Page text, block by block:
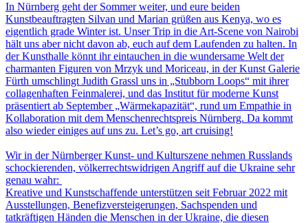
In Nürnberg geht der Sommer weiter, und eure beiden
Kunstbeauftragten Silvan und Marian grüßen aus Kenya, wo es
eigentlich grade Winter ist. Unser Trip in die Art-Scene von Nairobi
hält uns aber nicht davon ab, euch auf dem Laufenden zu halten. In
der Kunsthalle könnt ihr eintauchen in die wundersame Welt der
charmanten Figuren von Mrzyk und Moriceau, in der Kunst Galerie
Fürth umschlingt Judith Grassl uns in „Stubborn Loops“ mit ihrer
collagenhaften Feinmalerei, und das Institut für moderne Kunst
präsentiert ab September „Wärmekapazität“, rund um Empathie in
Kollaboration mit dem Menschenrechtspreis Nürnberg. Da kommt
also wieder einiges auf uns zu. Let’s go, art cruising!
Wir in der Nürnberger Kunst- und Kulturszene nehmen Russlands
schockierenden, völkerrechtswidrigen Angriff auf die Ukraine sehr
genau wahr:
Kreative und Kunstschaffende unterstützen seit Februar 2022 mit
Ausstellungen, Benefizversteigerungen, Sachspenden und
tatkräftigen Händen die Menschen in der Ukraine, die diesen